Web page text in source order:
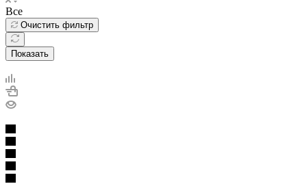
Все
Очистить фильтр
Показать